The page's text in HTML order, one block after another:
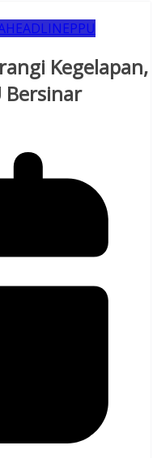
HEADLINEPPU
Kegelapan,
Bersinar